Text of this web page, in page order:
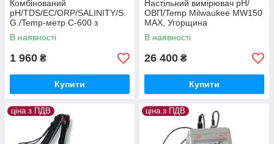
Комбінований
pH/TDS/EC/ORP/SALINITY/S.
G./Temp-метр C-600 з
термометром, змінним
електродом, АТС. YIERYI
В наявності
1 960 ₴
Купити
Настільний вимірювач pH/
ОВП/Temp Milwaukee MW150
MAX, Угорщина
В наявності
26 400 ₴
Купити
ціна з ПДВ ціна з ПДВ